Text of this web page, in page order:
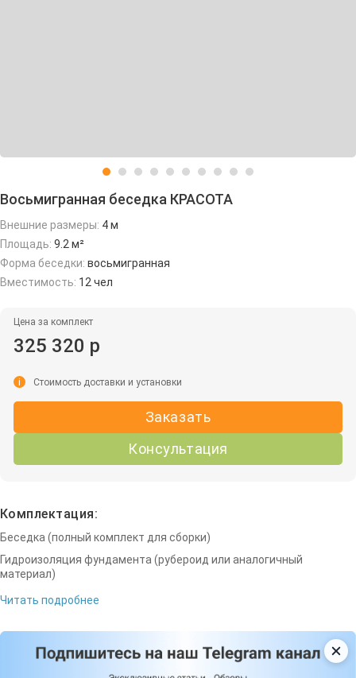
Восьмигранная беседка КРАСОТА
Внешние размеры: 4 м
Площадь: 9.2 м²
Форма беседки: восьмигранная
Вместимость: 12 чел
Цена за комплект
325 320 р
Заказать
Консультация
i Стоимость доставки и установки
Комплектация:
Беседка (полный комплект для сборки)
Гидроизоляция фундамента (рубероид или аналогичный
материал)
Читать подробнее